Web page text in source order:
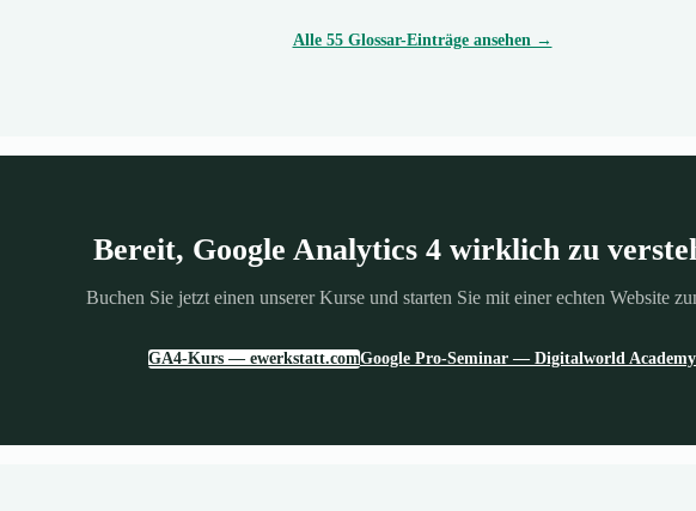
Alle 55 Glossar-Einträge ansehen →
Bereit, Google Analytics 4 wirklich zu
Buchen Sie jetzt einen unserer Kurse und starten Sie mit einer echten Website
GA4-Kurs — ewerkstatt.comGoogle Pro-Seminar — Digitalworld Academy